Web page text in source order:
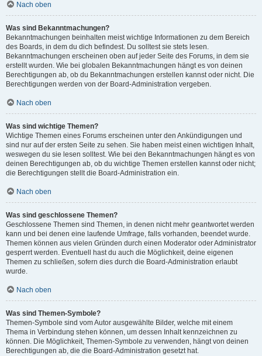
Nach oben
Was sind Bekanntmachungen?
Bekanntmachungen beinhalten meist wichtige Informationen zu dem Bereich
des Boards, in dem du dich befindest. Du solltest sie stets lesen.
Bekanntmachungen erscheinen oben auf jeder Seite des Forums, in dem sie
erstellt wurden. Wie bei globalen Bekanntmachungen hängt es von deinen
Berechtigungen ab, ob du Bekanntmachungen erstellen kannst oder nicht. Die
Berechtigungen werden von der Board-Administration vergeben.
Nach oben
Was sind wichtige Themen?
Wichtige Themen eines Forums erscheinen unter den Ankündigungen und
sind nur auf der ersten Seite zu sehen. Sie haben meist einen wichtigen Inhalt,
weswegen du sie lesen solltest. Wie bei den Bekanntmachungen hängt es von
deinen Berechtigungen ab, ob du wichtige Themen erstellen kannst oder nicht;
die Berechtigungen stellt die Board-Administration ein.
Nach oben
Was sind geschlossene Themen?
Geschlossene Themen sind Themen, in denen nicht mehr geantwortet werden
kann und bei denen eine laufende Umfrage, falls vorhanden, beendet wurde.
Themen können aus vielen Gründen durch einen Moderator oder Administrator
gesperrt werden. Eventuell hast du auch die Möglichkeit, deine eigenen
Themen zu schließen, sofern dies durch die Board-Administration erlaubt
wurde.
Nach oben
Was sind Themen-Symbole?
Themen-Symbole sind vom Autor ausgewählte Bilder, welche mit einem
Thema in Verbindung stehen können, um dessen Inhalt kennzeichnen zu
können. Die Möglichkeit, Themen-Symbole zu verwenden, hängt von deinen
Berechtigungen ab, die die Board-Administration gesetzt hat.